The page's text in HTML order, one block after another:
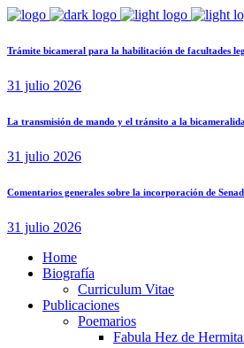
Trámite bicameral para la habilitación de facultades
31 julio 2026
La transmisión de mando y el tránsito a la
31 julio 2026
Comentarios generales sobre la incorporación de
31 julio 2026
Home
Biografía
Curriculum Vitae​
Publicaciones
Poemarios
Fabula Hez de